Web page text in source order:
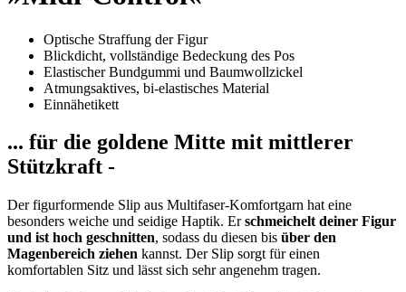
Optische Straffung der Figur
Blickdicht, vollständige Bedeckung des Pos
Elastischer Bundgummi und Baumwollzickel
Atmungsaktives, bi-elastisches Material
Einnähetikett
... für die goldene Mitte mit mittlerer
Stützkraft -
Der figurformende Slip aus Multifaser-Komfortgarn hat eine
besonders weiche und seidige Haptik. Erschmeichelt deiner Figur
und ist hoch geschnitten, sodass du diesen bis über den
Magenbereich ziehen kannst. Der Slip sorgt für einen
komfortablen Sitz und lässt sich sehr angenehm tragen.